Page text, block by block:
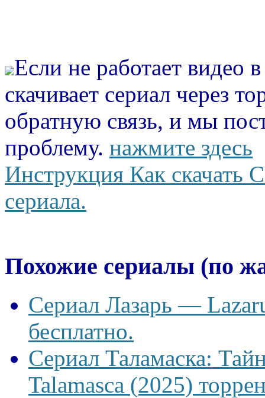
Если не работает видео
скачивает сериал через
обратную связь, и мы
проблему. нажмите здесь
Инструкция Как скачать
сериала.
Похожие сериалы (по
Сериал Лазарь —
бесплатно.
Сериал Таламаска:
Talamasca (2025)